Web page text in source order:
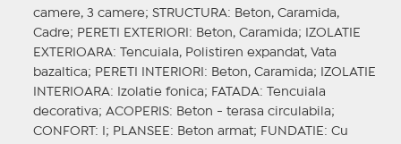
camere, 3 camere; STRUCTURA: Beton, Caramida,
Cadre; PERETI EXTERIORI : Beton, Caramida;
IZOLATIE
EXTERIOARA: Tencuiala, Polistiren expandat, Vata
bazaltica; PERETI INTERIORI : Beton, Caramida;
IZOLATIE
INTERIOARA: Izolatie fonica; FATADA: Tencuiala
decorativa; ACOPERIS: Beton - terasa circulabila;
CONFORT : I; PLANSEE : Beton armat; FUNDATIE : Cu